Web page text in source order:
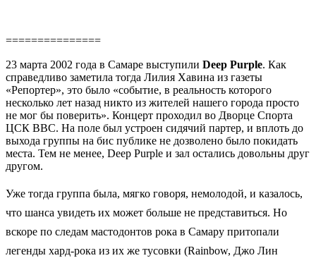
===============
23 марта 2002 года в Самаре выступили Deep Purple. Как
справедливо заметила тогда Лилия Хавина из газеты
«Репортер», это было «событие, в реальность которого
несколько лет назад никто из жителей нашего города просто
не мог бы поверить». Концерт проходил во Дворце Спорта
ЦСК ВВС. На поле был устроен сидячий партер, и вплоть до
выхода группы на бис публике не дозволено было покидать
места. Тем не менее, Deep Purple и зал остались довольны друг
другом.
Уже тогда группа была, мягко говоря, немолодой, и казалось,
что шанса увидеть их может больше не представиться. Но
вскоре по следам мастодонтов рока в Самару притопали
легенды хард-рока из их же тусовки (Rainbow, Джо Лин